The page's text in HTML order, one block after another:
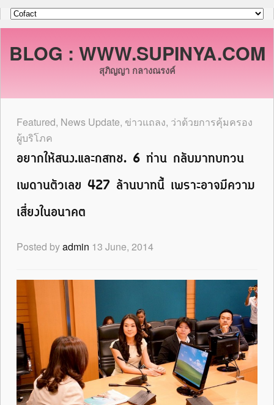
BLOG : WWW.SUPINYA.COM
สุภิญญา กลางณรงค์
Featured, News Update, ข่าวแถลง, ว่าด้วยการคุ้มครอง
ผู้บริโภค
อยากให้สนง.และกสทช. 6 ท่าน กลับมาทบทวน
เพดานตัวเลข 427 ล้านบาทนี้ เพราะอาจมีความ
เสี่ยงในอนาคต
Posted byadmin 13 June, 2014